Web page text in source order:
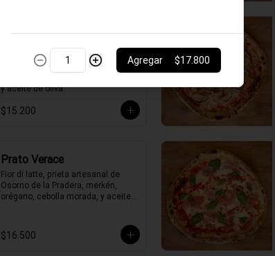
Napolitana (aceitunas
verdes) Verace
Salsa de tomate, fior di latte,
y aceite de oliva.
$15.200
Prato Verace
Fior di latte, prieta artesanal de
Osorno de la Pradera, merkén,
orégano, cebolla morada, y aceite
$16.500
Agregar $17.800